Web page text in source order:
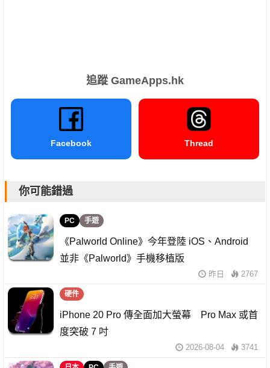
追蹤 GameApps.hk
Facebook Thread
你可能錯過
PC 手遊
《Palworld Online》今年登陸 iOS、Android
並非《Palworld》手機移植版
昨日 2767
硬件
iPhone 20 Pro 傳全面加大螢幕 Pro Max 或首
度突破 7 吋
2026-08-04 3741